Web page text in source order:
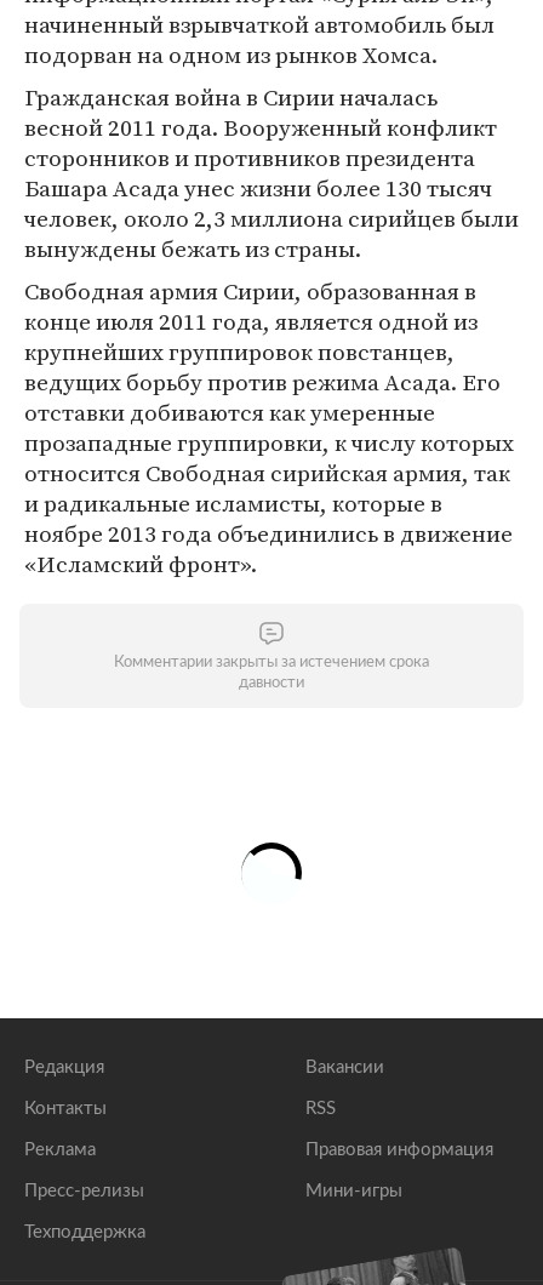
начиненный взрывчаткой автомобиль был
подорван на одном из рынков Хомса.
Гражданская война в Сирии началась
весной 2011 года. Вооруженный конфликт
сторонников и противников президента
Башара Асада унес жизни более 130 тысяч
человек, около 2,3 миллиона сирийцев были
вынуждены бежать из страны.
Свободная армия Сирии, образованная в
конце июля 2011 года, является одной из
крупнейших группировок повстанцев,
ведущих борьбу против режима Асада. Его
отставки добиваются как умеренные
прозападные группировки, к числу которых
относится Свободная сирийская армия, так
и радикальные исламисты, которые в
ноябре 2013 года объединились в движение
«Исламский фронт».
Комментарии закрыты за истечением срока
давности
Редакция
Контакты
Реклама
Пресс-релизы
Техподдержка
Вакансии
RSS
Правовая информация
Мини-игры